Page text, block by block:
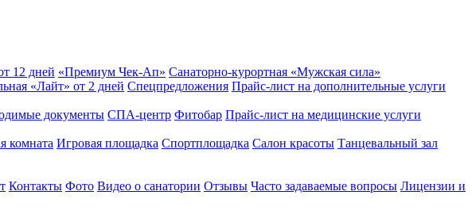
12 дней «Премиум Чек-Ап» Санаторно-курортная «Мужская сила»
«Лайт» от 2 дней Спецпредложения Прайс-лист на дополнительные услуги
документы СПА-центр Фитобар Прайс-лист на медицинские услуги
комната Игровая площадка Спортплощадка Салон красоты Танцевальный зал
Контакты Фото Видео о санатории Отзывы Часто задаваемые вопросы Лицензии и